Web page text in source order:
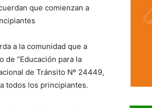
que comienzan a
a la comunidad que a
“Educación para la
de Tránsito Nº 24449,
todos los principiantes.